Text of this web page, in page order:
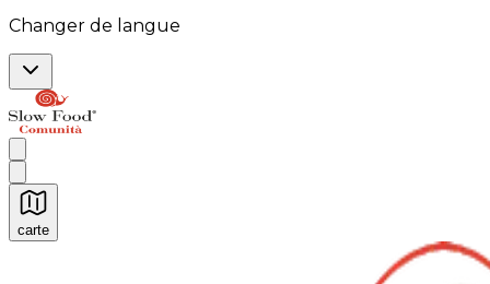
Changer de langue
carte
Expériences culinaires inoubliables : Expériences